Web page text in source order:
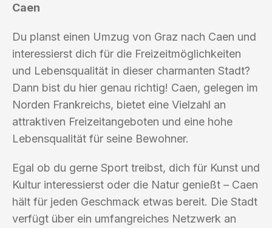
Caen
Du planst einen Umzug von Graz nach Caen und
interessierst dich für die Freizeitmöglichkeiten
und Lebensqualität in dieser charmanten Stadt?
Dann bist du hier genau richtig! Caen, gelegen im
Norden Frankreichs, bietet eine Vielzahl an
attraktiven Freizeitangeboten und eine hohe
Lebensqualität für seine Bewohner.
Egal ob du gerne Sport treibst, dich für Kunst und
Kultur interessierst oder die Natur genießt – Caen
hält für jeden Geschmack etwas bereit. Die Stadt
verfügt über ein umfangreiches Netzwerk an